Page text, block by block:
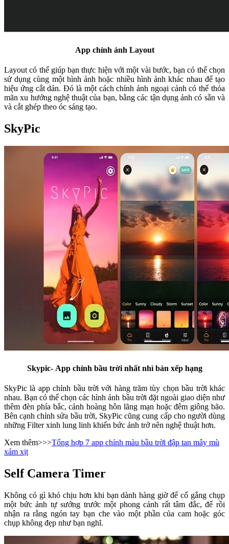
App chỉnh ảnh Layout
Layout có thể giúp bạn thực hiện với một vài bước, bạn có thể chọn
sử dụng cùng một hình ảnh hoặc nhiều hình ảnh khác nhau để tạo
hiệu ứng cắt dán. Đó là một cách chỉnh ảnh ngoại cảnh có thể thỏa
mãn xu hướng nghệ thuật của bạn, bằng các tận dụng ảnh có sẵn và
và cắt ghép theo óc sáng tạo.
SkyPic
Skypic- App chỉnh bầu trời nhất nhì bản xếp hạng
SkyPic là app chỉnh bầu trời với hàng trăm tùy chọn bầu trời khác
nhau. Bạn có thể chọn các hình ảnh bầu trời đặt ngoài giao diện như
thêm đèn phía bắc, cảnh hoàng hôn lãng mạn hoặc đêm giông bão.
Bên cạnh chỉnh sửa bầu trời, SkyPic cũng cung cấp cho người dùng
những Filter xinh lung linh khiến bức ảnh trở nên nghệ thuật hơn.
Xem thêm>>>Tổng hợp 7 app chỉnh màu bầu trời đập tan mây mù
xám xịt
Self Camera Timer
Không có gì khó chịu hơn khi bạn dành hàng giờ để cố gắng chụp
một bức ảnh tự sướng trước một phong cảnh rất tâm đắc, để rồi
nhận ra rằng ngón tay bạn che vào một phần của cam hoặc góc
chụp không đẹp như bạn nghĩ.